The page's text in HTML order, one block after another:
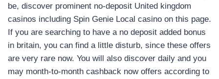
be, discover prominent no-deposit United kingdom
casinos including Spin Genie Local casino on this page.
If you are searching to have a no deposit added bonus
in britain, you can find a little disturb, since these offers
are very rare now. You will also discover daily and you
may month-to-month cashback now offers according to